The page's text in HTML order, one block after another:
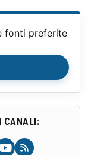
fonti preferite
CANALI: